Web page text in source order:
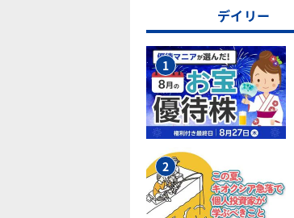
デイリー
1
2